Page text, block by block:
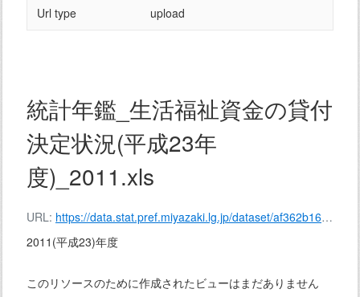
統計年鑑_生活福祉資金の貸付
決定状況(平成23年
度)_2011.xls
URL: https://data.stat.pref.miyazaki.lg.jp/dataset/af362b16-77ab-4c6a-be8b-11bad95c985e/resource/b08b1975-5b43-4db9-9d7b-1f2ef7b173ff/download/%E7%B5%B1%E8%A8%88%E5%B9%B4%E9%91%91_%E7%94%9F%E6%B4%BB%E7%A6%8F%E7%A5%89%E8%B3%87%E9%87%91%E3%81%AE%E8%B2%B8%E4%BB%98%E6%B1%BA%E5%AE%9A%E7%8A%B6%E6%B3%81(%E5%B9%B3%E6%88%9023%E5%B9%B4%E5%BA%A6)_2011.xls
2011(平成23)年度
このリソースのために作成されたビューはまだありません
Url type
upload